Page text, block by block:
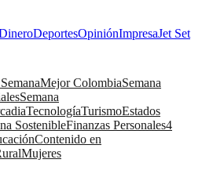
DeportesOpiniónImpresaJet Set
Mejor ColombiaSemana
Semana
TecnologíaTurismoEstados
SostenibleFinanzas Personales4
Contenido en
Mujeres